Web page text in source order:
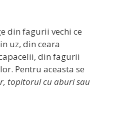
din fagurii vechi ce
uz, din ceara
din fagurii
Pentru aceasta se
topitorul cu aburi sau